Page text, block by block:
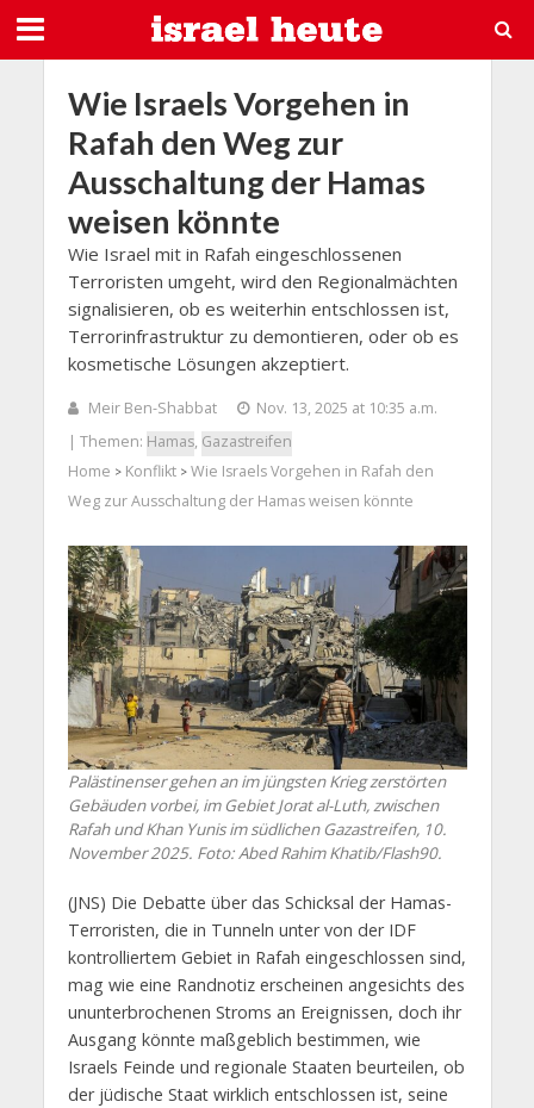
Wie Israels Vorgehen in
Rafah den Weg zur
Ausschaltung der Hamas
weisen könnte
Wie Israel mit in Rafah eingeschlossenen
Terroristen umgeht, wird den Regionalmächten
signalisieren, ob es weiterhin entschlossen ist,
Terrorinfrastruktur zu demontieren, oder ob es
kosmetische Lösungen akzeptiert.
Meir Ben-Shabbat
Nov. 13, 2025 at 10:35 a.m.
| Themen: Hamas, Gazastreifen
Home > Konflikt> Wie Israels Vorgehen in Rafah den
Weg zur Ausschaltung der Hamas weisen könnte
Palästinenser gehen an im jüngsten Krieg zerstörten
Gebäuden vorbei, im Gebiet Jorat al-Luth, zwischen
Rafah und Khan Yunis im südlichen Gazastreifen, 10.
November 2025. Foto: Abed Rahim Khatib/Flash90.
(JNS) Die Debatte über das Schicksal der Hamas-
Terroristen, die in Tunneln unter von der IDF
kontrolliertem Gebiet in Rafah eingeschlossen sind,
mag wie eine Randnotiz erscheinen angesichts des
ununterbrochenen Stroms an Ereignissen, doch ihr
Ausgang könnte maßgeblich bestimmen, wie
Israels Feinde und regionale Staaten beurteilen, ob
der jüdische Staat wirklich entschlossen ist, seine